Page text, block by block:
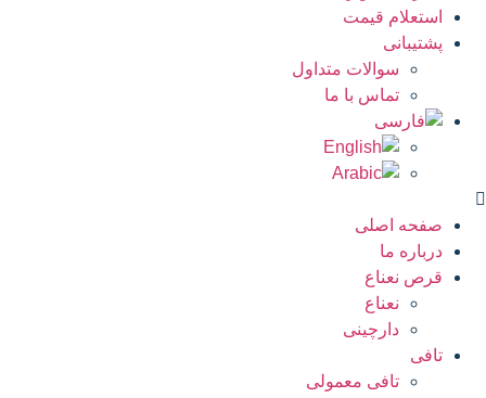
استعلام قیمت
پشتیبانی
سوالات متداول
تماس با ما
صفحه اصلی
درباره ما
قرص نعناع
نعناع
دارچینی
تافی
تافی معمولی